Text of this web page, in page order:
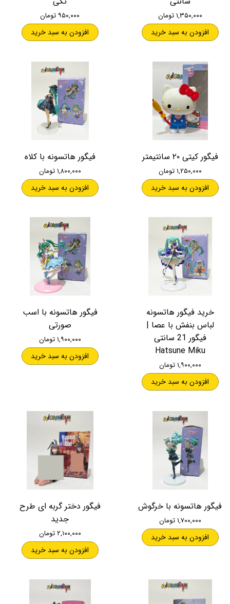
۱,۳۵۰,۰۰۰ تومان
افزودن به سبد خرید
۹۵۰,۰۰۰ تومان
افزودن به سبد خرید
فیگور کیتی ۲۰ سانتیمتر
۱,۲۵۰,۰۰۰ تومان
افزودن به سبد خرید
فیگور هاتسونه با کلاه
۱,۸۰۰,۰۰۰ تومان
افزودن به سبد خرید
خرید فیگور هاتسونه
لباس بنفش با عصا |
فیگور 21 سانتی
Hatsune Miku
۱,۹۰۰,۰۰۰ تومان
افزودن به سبد خرید
فیگور هاتسونه با اسب
صورتی
۱,۹۰۰,۰۰۰ تومان
افزودن به سبد خرید
فیگور هاتسونه با خرگوش
۱,۷۰۰,۰۰۰ تومان
افزودن به سبد خرید
فیگور دختر گربه ای طرح
جدید
۲,۱۰۰,۰۰۰ تومان
افزودن به سبد خرید